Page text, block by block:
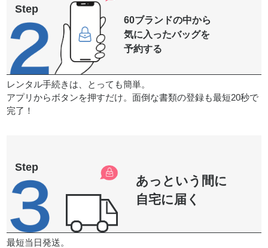
60ブランドの中から
気に入ったバッグを
予約する
レンタル手続きは、とっても簡単。
アプリからボタンを押すだけ。面倒な書類の登録も最短20秒で
完了！
あっという間に
自宅に届く
最短当日発送。